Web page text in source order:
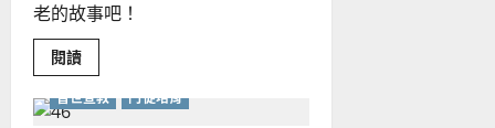
老的故事吧！
閱讀Read
more
如
普世宣教 門徒培育